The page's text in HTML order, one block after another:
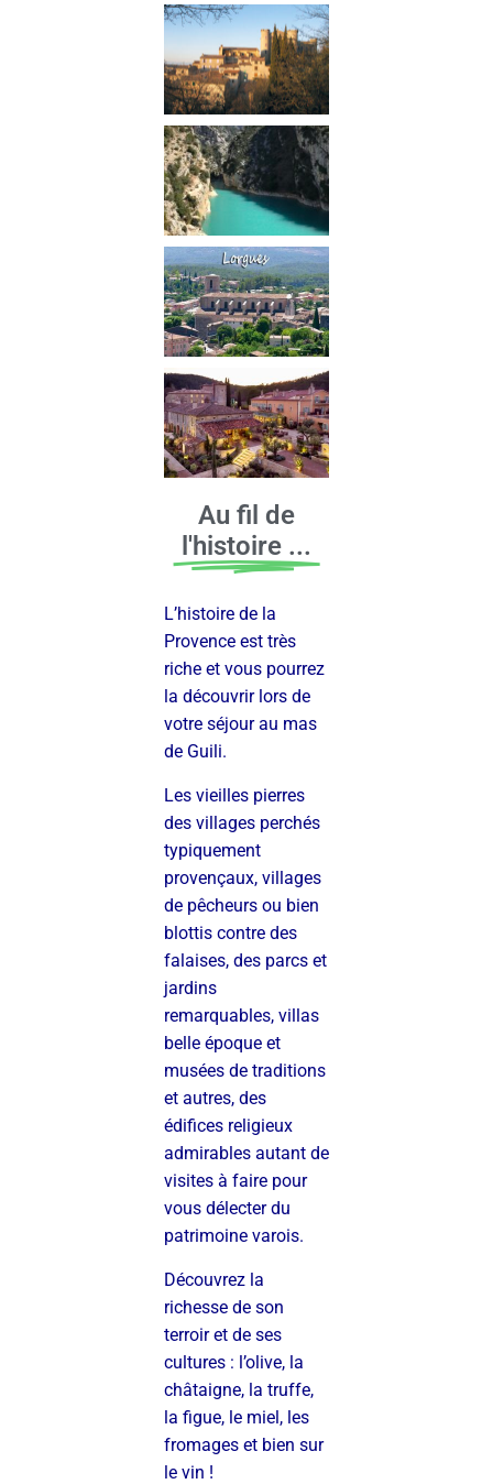
Au fil de
l'histoire ...
L’histoire de la
Provence est très
riche et vous pourrez
la découvrir lors de
votre séjour au mas
de Guili.
Les vieilles pierres
des villages perchés
typiquement
provençaux, villages
de pêcheurs ou bien
blottis contre des
falaises, des parcs et
jardins
remarquables, villas
belle époque et
musées de traditions
et autres, des
édifices religieux
admirables autant de
visites à faire pour
vous délecter du
patrimoine varois.
Découvrez la
richesse de son
terroir et de ses
cultures : l’olive, la
châtaigne, la truffe,
la figue, le miel, les
fromages et bien sur
le vin !